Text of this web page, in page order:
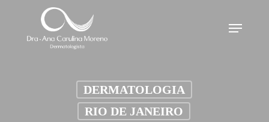
Menu
DERMATOLOGIA
RIO DE JANEIRO